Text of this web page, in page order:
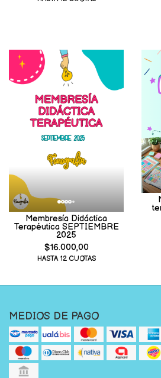
Membresía Didáctica
Terapéutica SEPTIEMBRE
2025
$16.000,00
HASTA 12 CUOTAS
MEDIOS DE PAGO